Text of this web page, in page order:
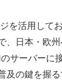
を活用して
、日本・欧
サーバーに
の鍵を握る